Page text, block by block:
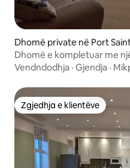
Dhomë private në Port
Dhomë e kompletuar me
Mary
Vendndodhja · Gjendja ·
Zgjedhja e klientëve
Zgjedhja e klientëve